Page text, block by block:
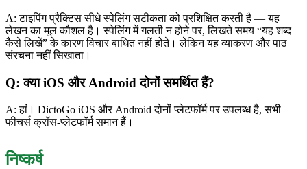
A: टाइपिंग प्रैक्टिस सीधे स्पेलिंग सटीकता को प्रशिक्षित करती है — यह
लेखन का मूल कौशल है। स्पेलिंग में गलती न होने पर, लिखते समय “यह शब्द
कैसे लिखें” के कारण विचार बाधित नहीं होते। लेकिन यह व्याकरण और पाठ
संरचना नहीं सिखाता।
Q: क्या iOS और Android दोनों समर्थित हैं?
A: हां। DictoGo iOS और Android दोनों प्लेटफॉर्म पर उपलब्ध है, सभी
फीचर्स क्रॉस-प्लेटफॉर्म समान हैं।
निष्कर्ष